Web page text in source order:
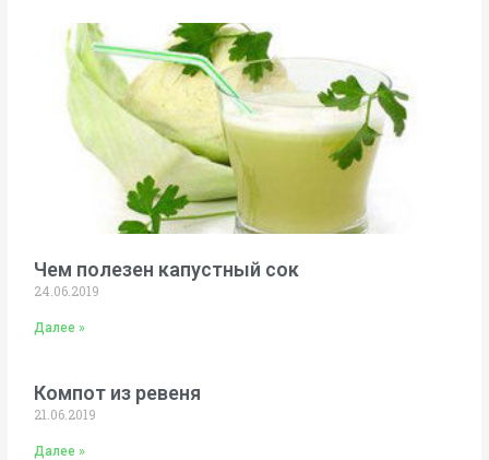
Чем полезен капустный сок
24.06.2019
Далее »
Компот из ревеня
21.06.2019
Далее »